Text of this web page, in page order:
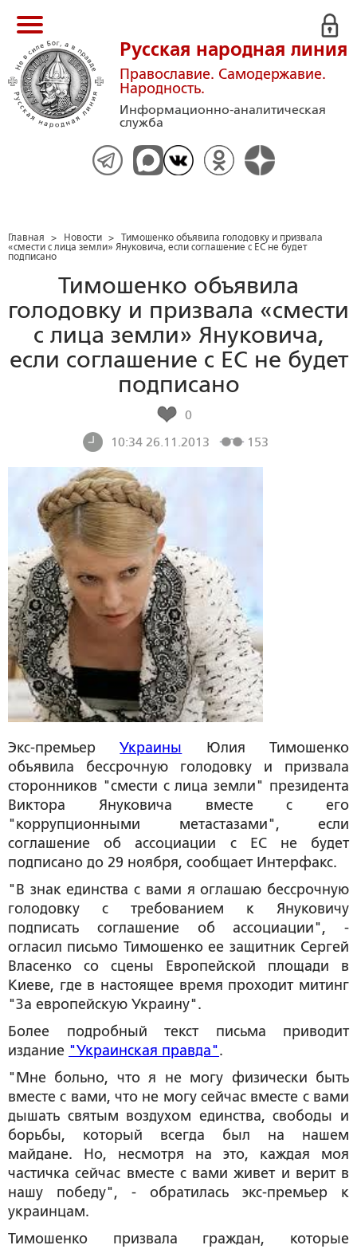
Русская народная линия
Православие. Самодержавие.
Народность.
Информационно-аналитическая
служба
Главная > Новости > Тимошенко объявила голодовку и призвала
«смести с лица земли» Януковича, если соглашение с ЕС не будет
подписано
Тимошенко объявила
голодовку и призвала «смести
с лица земли» Януковича,
если соглашение с ЕС не будет
подписано
0
10:34 26.11.2013
153
Экс-премьерУкраины Юлия Тимошенко
объявила бессрочную голодовку и призвала
сторонников "смести с лица земли" президента
Виктора Януковича вместе с его
"коррупционными метастазами", если
соглашение об ассоциации с ЕС не будет
подписано до 29 ноября, сообщает Интерфакс.
"В знак единства с вами я оглашаю бессрочную
голодовку с требованием к Януковичу
подписать соглашение об ассоциации", -
огласил письмо Тимошенко ее защитник Сергей
Власенко со сцены Европейской площади в
Киеве, где в настоящее время проходит митинг
"За европейскую Украину".
Более подробный текст письма приводит
издание "Украинская правда".
"Мне больно, что я не могу физически быть
вместе с вами, что не могу сейчас вместе с вами
дышать святым воздухом единства, свободы и
борьбы, который всегда был на нашем
майдане. Но, несмотря на это, каждая моя
частичка сейчас вместе с вами живет и верит в
нашу победу", - обратилась экс-премьер к
украинцам.
Тимошенко призвала граждан, которые